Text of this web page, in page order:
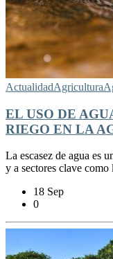
ActualidadAgricultura
EL USO DE
RIEGO EN LA
La escasez de agua es
y a sectores clave
18 Sep
0